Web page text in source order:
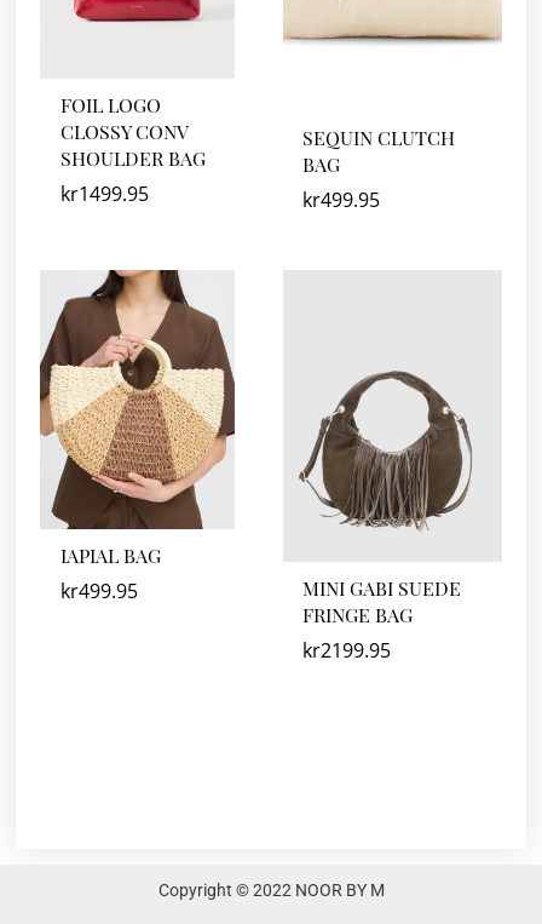
FOIL LOGO
CLOSSY CONV
SHOULDER BAG
kr1499.95
SEQUIN CLUTCH
BAG
kr499.95
IAPIAL BAG
kr499.95
MINI GABI SUEDE
FRINGE BAG
kr2199.95
Copyright © 2022 NOOR BY M